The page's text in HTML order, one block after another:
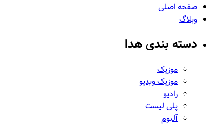
صفحه اصلی
وبلاگ
دسته بندی هدا
موزیک
موزیک ویدیو
رادیو
پلی لیست
آلبوم